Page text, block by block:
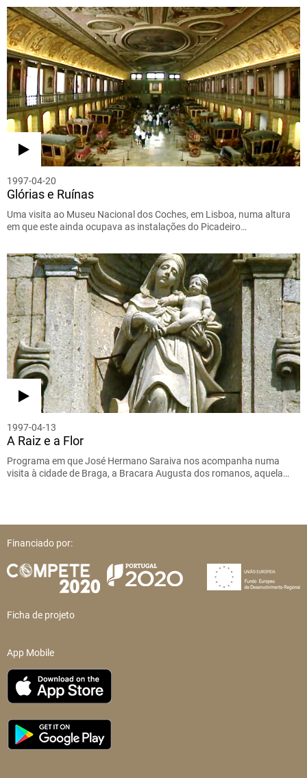
1997-04-20
Glórias e Ruínas
Uma visita ao Museu Nacional dos Coches, em Lisboa, numa altura
em que este ainda ocupava as instalações do Picadeiro…
1997-04-13
A Raiz e a Flor
Programa em que José Hermano Saraiva nos acompanha numa
visita à cidade de Braga, a Bracara Augusta dos romanos, aquela…
Financiado por:
Ficha de projeto
App Mobile